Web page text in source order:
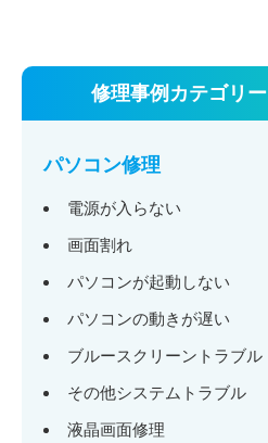
修理事例カテゴリー
パソコン修理
電源が入らない
画面割れ
パソコンが起動しない
パソコンの動きが遅い
ブルースクリーントラブル
その他システムトラブル
液晶画面修理